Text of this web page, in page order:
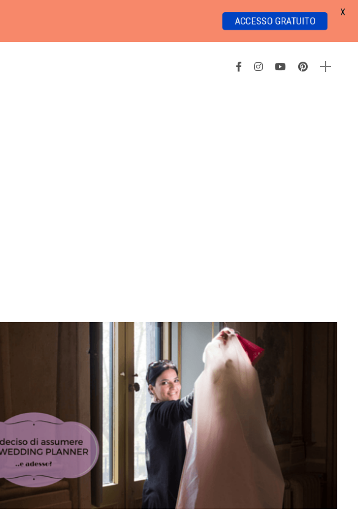
ACCESSO GRATUITO
X